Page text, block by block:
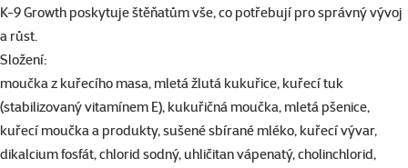
K-9 Growth poskytuje štěňatům vše, co potřebují pro správný vývoj
a růst.
Složení:
moučka z kuřecího masa, mletá žlutá kukuřice, kuřecí tuk
(stabilizovaný vitamínem E), kukuřičná moučka, mletá pšenice,
kuřecí moučka a produkty, sušené sbírané mléko, kuřecí vývar,
dikalcium fosfát, chlorid sodný, uhličitan vápenatý, cholinchlorid,